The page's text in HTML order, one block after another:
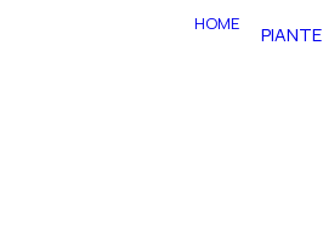
HOME PIANTE